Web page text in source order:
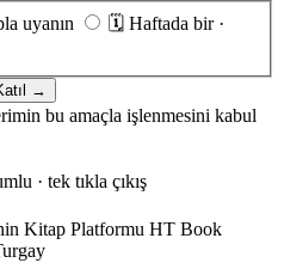
uyanın 🗓 Haftada bir ·
→
bu amaçla işlenmesini kabul
· tek tıkla çıkış
Kitap Platformu HT Book